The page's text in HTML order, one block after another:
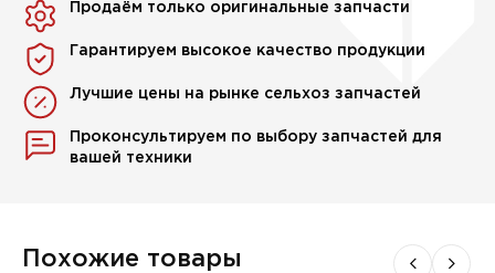
Продаём только оригинальные запчасти
Гарантируем высокое качество продукции
Лучшие цены на рынке сельхоз запчастей
Проконсультируем по выбору запчастей для
вашей техники
Похожие товары